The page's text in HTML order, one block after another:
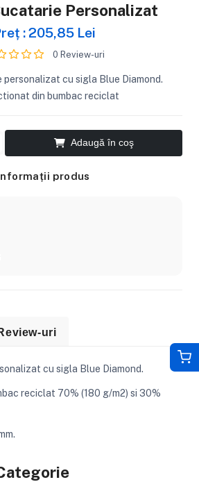
Personalizat
: 205,85 Lei
0 Review-uri
cu sigla Blue Diamond.
din bumbac reciclat
Adaugă în coş
produs
uri
cu sigla Blue Diamond.
reciclat 70% (180 g/m2) si 30%